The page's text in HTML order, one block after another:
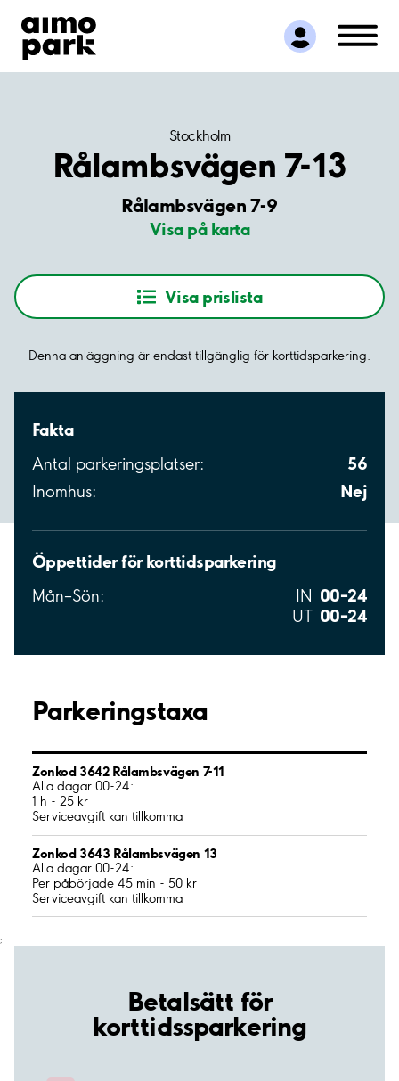
Hitta parkering
Samarbete
Kundservice
Stockholm
Rålambsvägen 7-13
Rålambsvägen 7-9
Visa på karta
Visa prislista
Denna anläggning är endast tillgänglig för korttidsparkering.
Fakta
Antal parkeringsplatser: 56
Inomhus: Nej
Öppettider för korttidsparkering
Mån–Sön: IN 00–24
UT 00–24
Parkeringstaxa
Zonkod 3642 Rålambsvägen 7-11
Alla dagar 00-24:
1 h - 25 kr
Serviceavgift kan tillkomma
Zonkod 3643 Rålambsvägen 13
Alla dagar 00-24:
Per påbörjade 45 min - 50 kr
Serviceavgift kan tillkomma
;
Betalsätt för
korttidssparkering